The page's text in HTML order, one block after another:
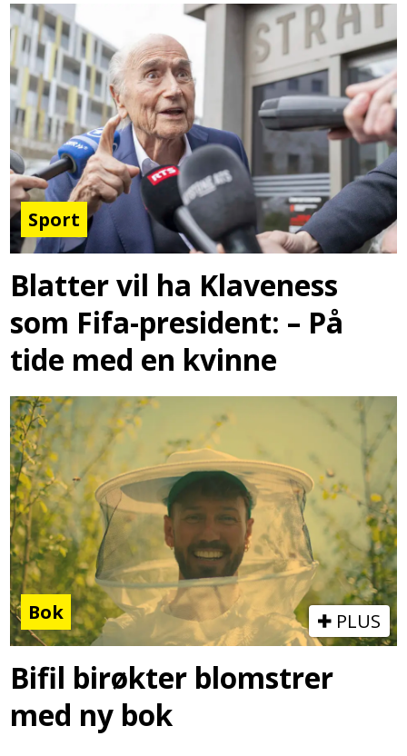
Sport
Blatter vil ha Klaveness
som Fifa-president: – På
tide med en kvinne
Bok PLUS
Bifil birøkter blomstrer
med ny bok